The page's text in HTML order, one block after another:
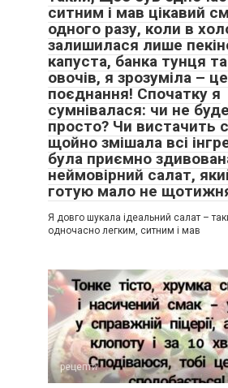
ситним і мав цікавий
одного разу, коли в
залишилася лише
капуста, банка тунця
овочів, я зрозуміла –
поєднання! Спочатку я
сумнівалася: чи не
просто? Чи вистачить
щойно змішала всі
була приємно
неймовірний салат,
готую мало не
Я довго шукала ідеальний салат –
одночасно легким, ситним і мав
рецепти